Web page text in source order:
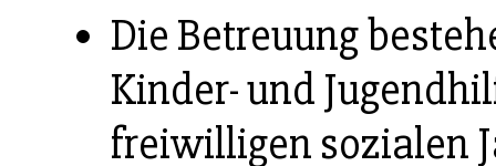
Die Betreuung
Kinder- und
freiwilligen sozialen